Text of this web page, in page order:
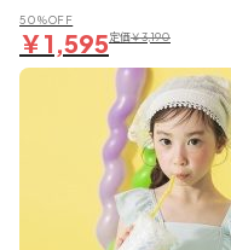
50％OFF
￥1,595定価￥3,190